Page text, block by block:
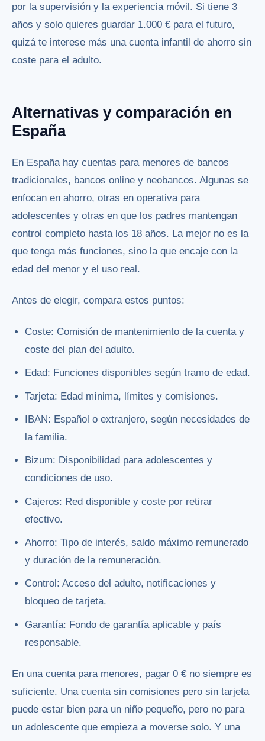
por la supervisión y la experiencia móvil. Si tiene 3
años y solo quieres guardar 1.000 € para el futuro,
quizá te interese más una cuenta infantil de ahorro sin
coste para el adulto.
Alternativas y comparación en
España
En España hay cuentas para menores de bancos
tradicionales, bancos online y neobancos. Algunas se
enfocan en ahorro, otras en operativa para
adolescentes y otras en que los padres mantengan
control completo hasta los 18 años. La mejor no es la
que tenga más funciones, sino la que encaje con la
edad del menor y el uso real.
Antes de elegir, compara estos puntos:
Coste: Comisión de mantenimiento de la cuenta y
coste del plan del adulto.
Edad: Funciones disponibles según tramo de edad.
Tarjeta: Edad mínima, límites y comisiones.
IBAN: Español o extranjero, según necesidades de
la familia.
Bizum: Disponibilidad para adolescentes y
condiciones de uso.
Cajeros: Red disponible y coste por retirar
efectivo.
Ahorro: Tipo de interés, saldo máximo remunerado
y duración de la remuneración.
Control: Acceso del adulto, notificaciones y
bloqueo de tarjeta.
Garantía: Fondo de garantía aplicable y país
responsable.
En una cuenta para menores, pagar 0 € no siempre es
suficiente. Una cuenta sin comisiones pero sin tarjeta
puede estar bien para un niño pequeño, pero no para
un adolescente que empieza a moverse solo. Y una